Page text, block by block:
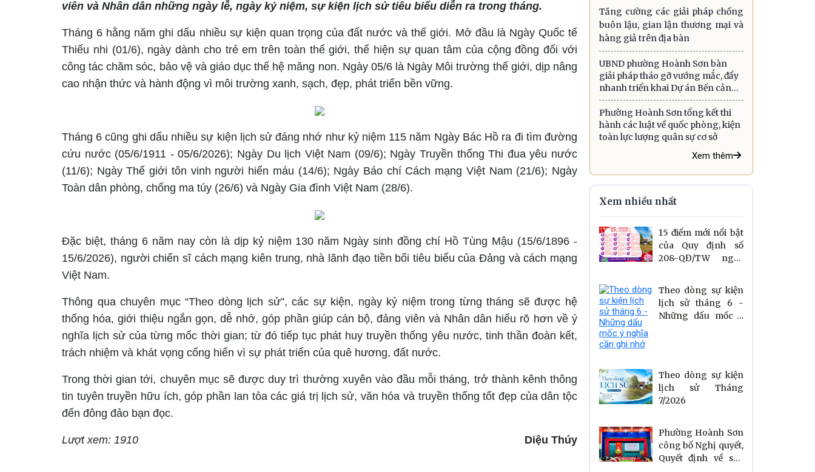
viên và Nhân dân những ngày lễ, ngày kỷ niệm, sự kiện lịch sử tiêu biểu diễn ra trong tháng.
Tháng 6 hằng năm ghi dấu nhiều sự kiện quan trọng của đất nước và thế giới. Mở đầu là Ngày Quốc tế
Thiếu nhi (01/6), ngày dành cho trẻ em trên toàn thế giới, thể hiện sự quan tâm của cộng đồng đối với
công tác chăm sóc, bảo vệ và giáo dục thế hệ măng non. Ngày 05/6 là Ngày Môi trường thế giới, dịp nâng
cao nhận thức và hành động vì môi trường xanh, sạch, đẹp, phát triển bền vững.
Tháng 6 cũng ghi dấu nhiều sự kiện lịch sử đáng nhớ như kỷ niệm 115 năm Ngày Bác Hồ ra đi tìm đường
cứu nước (05/6/1911 - 05/6/2026); Ngày Du lịch Việt Nam (09/6); Ngày Truyền thống Thi đua yêu nước
(11/6); Ngày Thế giới tôn vinh người hiến máu (14/6); Ngày Báo chí Cách mạng Việt Nam (21/6); Ngày
Toàn dân phòng, chống ma túy (26/6) và Ngày Gia đình Việt Nam (28/6).
Đặc biệt, tháng 6 năm nay còn là dịp kỷ niệm 130 năm Ngày sinh đồng chí Hồ Tùng Mậu (15/6/1896 -
15/6/2026), người chiến sĩ cách mạng kiên trung, nhà lãnh đạo tiền bối tiêu biểu của Đảng và cách mạng
Việt Nam.
Thông qua chuyên mục “Theo dòng lịch sử”, các sự kiện, ngày kỷ niệm trong từng tháng sẽ được hệ
thống hóa, giới thiệu ngắn gọn, dễ nhớ, góp phần giúp cán bộ, đảng viên và Nhân dân hiểu rõ hơn về ý
nghĩa lịch sử của từng mốc thời gian; từ đó tiếp tục phát huy truyền thống yêu nước, tinh thần đoàn kết,
trách nhiệm và khát vọng cống hiến vì sự phát triển của quê hương, đất nước.
Trong thời gian tới, chuyên mục sẽ được duy trì thường xuyên vào đầu mỗi tháng, trở thành kênh thông
tin tuyên truyền hữu ích, góp phần lan tỏa các giá trị lịch sử, văn hóa và truyền thống tốt đẹp của dân tộc
đến đông đảo bạn đọc.
Lượt xem: 1910 Diệu Thúy
Tăng cường các giải pháp chống
buôn lậu, gian lận thương mại và
hàng giả trên địa bàn
UBND phường Hoành Sơn bàn
giải pháp tháo gỡ vướng mắc, đẩy
nhanh triển khai Dự án Bến cảng
quốc tế Sơn Dương
Phường Hoành Sơn tổng kết thi
hành các luật về quốc phòng, kiện
toàn lực lượng quân sự cơ sở
Xem thêm
Xem nhiều nhất
15 điểm mới nổi bật
của Quy định số
208-QĐ/TW ngày
Theo dòng sự kiện
lịch sử tháng 6 -
Những dấu mốc ý
Theo dòng sự kiện
lịch sử Tháng
7/2026
Phường Hoành Sơn
công bố Nghị quyết,
Quyết định về sắp